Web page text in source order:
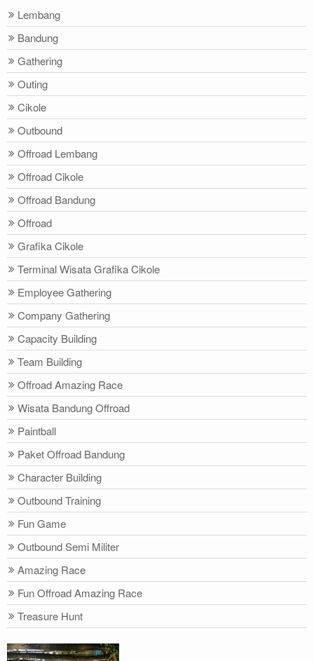
Lembang
Bandung
Gathering
Outing
Cikole
Outbound
Offroad Lembang
Offroad Cikole
Offroad Bandung
Offroad
Grafika Cikole
Terminal Wisata Grafika Cikole
Employee Gathering
Company Gathering
Capacity Building
Team Building
Offroad Amazing Race
Wisata Bandung Offroad
Paintball
Paket Offroad Bandung
Character Building
Outbound Training
Fun Game
Outbound Semi Militer
Amazing Race
Fun Offroad Amazing Race
Treasure Hunt